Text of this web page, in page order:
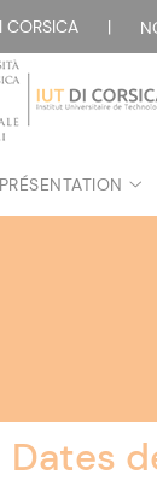
CORSICA |
PRÉSENTATION
Dates